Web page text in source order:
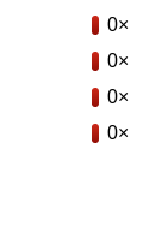
0×
0×
0×
0×